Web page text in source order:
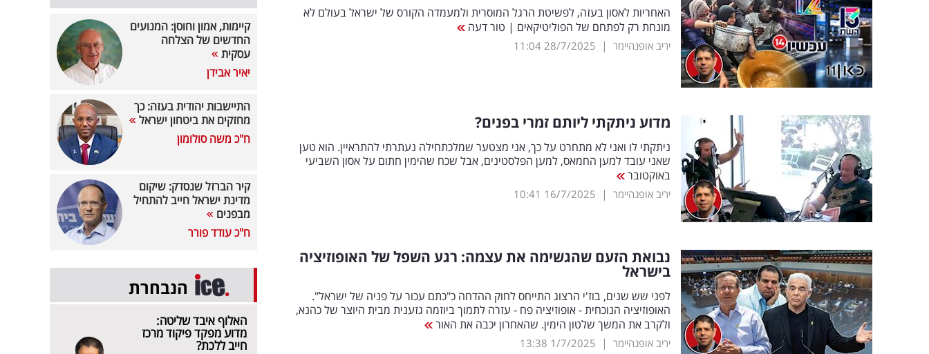
האחריות לאסון בעזה, לפשיטת הרגל המוסרית ולמעמדה הקורס של ישראל בעולם לא
מונחת רק לפתחם של הפוליטיקאים | טור דעה
יריב אופנהיימר |
28/7/2025
11:04
מדוע ניתקתי ליותם זמרי בפנים?
ניתקתי לו ואני לא מתחרט על כך, אני מצטער שמלכתחילה נעתרתי להתראיין. הוא טען
שאני עובד למען החמאס, למען הפלסטינים, אבל שכח שהימין חתום על אסון השביעי
באוקטובר
יריב אופנהיימר |
16/7/2025
10:41
נבואת הזעם שהגשימה את עצמה: רגע השפל של האופוזיציה
בישראל
לפני שש שנים, בוז'י הרצוג התייחס לחוק ההדחה כ"כתם עכור על פניה של ישראל".
האופוזיציה הנוכחית - אופוזיציה פח - עזרה לתמוך ביוזמה גזענית מבית היוצר של כהנא,
ולקרב את המשך שלטון הימין. שהאחרון יכבה את האור
יריב אופנהיימר |
1/7/2025
13:38
קיימות, אמון וחוסן: המנועים
החדשים של הצלחה
עסקית
יאיר אבידן
התיישבות יהודית בעזה: כך
מחזקים את ביטחון ישראל
ח"כ משה סולומון
קיר הברזל שנסדק: שיקום
מדינת ישראל חייב להתחיל
מבפנים
ח"כ עודד פורר
הנבחרת
האלוף איבד שליטה:
מדוע מפקד פיקוד מרכז
חייב ללכת?